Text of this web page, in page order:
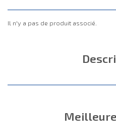
Il n'y a pas de produit associé.